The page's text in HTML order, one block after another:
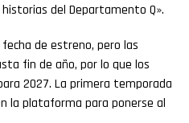
del Departamento Q».
de estreno, pero las
fin de año, por lo que los
2027. La primera temporada
la plataforma para ponerse al